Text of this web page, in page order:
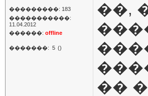
���������: 183
�����������:
11.04.2012
������: offline
�������: 5 ()
��,
��